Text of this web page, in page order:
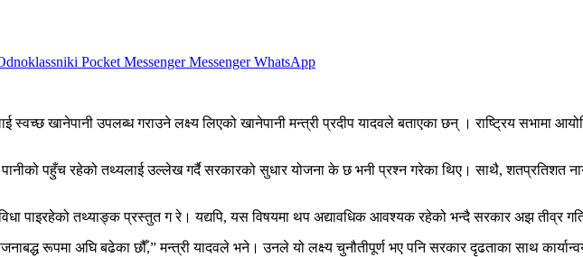
Pocket Messenger Messenger WhatsApp
खानेपानी उपलब्ध गराउने लक्ष्य लिएको खानेपानी मन्त्री प्रदीप यादवले बताएका छन् । राष्ट्रिय सभामा
पहुँच रहेको तथ्यलाई उल्लेख गर्दै सरकारको सुधार योजना के छ भनी प्रश्न गरेका थिए। साथै, शतप्रतिशत
पाइरहेको तथ्याङ्क प्रस्तुत ग रे। यद्यपि, यस विषयमा थप अद्यावधिक आवश्यक रहेको भन्दै सरकार अझ तीव्र
रूपमा अघि बढेका छौँ,” मन्त्री यादवले भने। उनले यो लक्ष्य चुनौतीपूर्ण भए पनि सरकार दृढताका साथ